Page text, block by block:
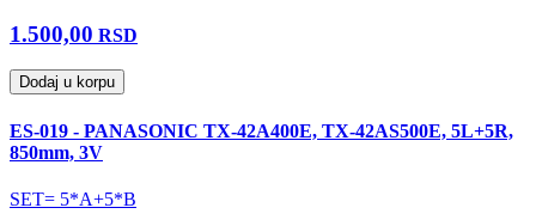
1.500,00 RSD
Dodaj u korpu
ES-019 - PANASONIC TX-42A400E, TX-42AS500E, 5L+5R,
850mm, 3V
SET= 5*A+5*B